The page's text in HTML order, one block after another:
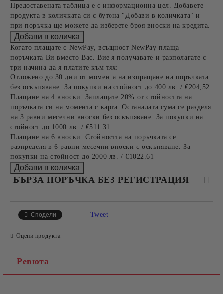
Предоставената таблица е с информационна цел. Добавете
продукта в количката си с бутона "Добави в количката" и
при поръчка ще можете да изберете броя вноски на кредита.
Когато плащате с NewPay, всъщност NewPay плаща
поръчката Ви вместо Вас. Вие я получавате и разполагате с
три начина да я платите към тях:
Отложено до 30 дни от момента на изпращане на поръчката
без оскъпяване. За покупки на стойност до 400 лв. / €204,52
Плащане на 4 вноски. Заплащате 20% от стойността на
поръчката си на момента с карта. Останалата сума се разделя
на 3 равни месечни вноски без оскъпяване. За покупки на
стойност до 1000 лв. / €511.31
Плащане на 6 вноски. Стойността на поръчката се
разпределя в 6 равни месечни вноски с оскъпяване. За
покупки на стойност до 2000 лв. / €1022.61
БЪРЗА ПОРЪЧКА БЕЗ РЕГИСТРАЦИЯ
Сподели
Tweet
Оцени продукта
Ревюта